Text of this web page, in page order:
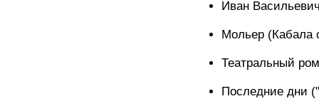
Иван
Мольер (Кабала
Театральный
Последние дни